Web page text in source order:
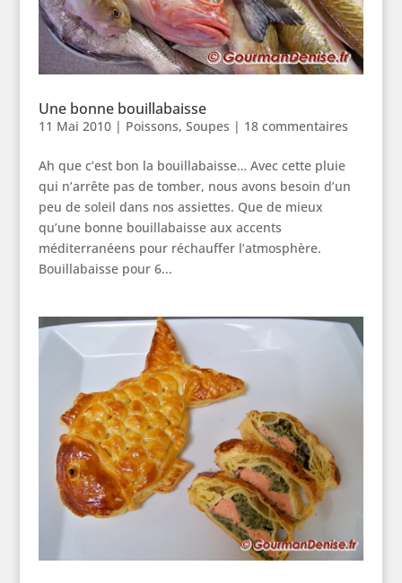
Une bonne bouillabaisse
11 Mai 2010| Poissons, Soupes | 18 commentaires
Ah que c’est bon la bouillabaisse… Avec cette pluie
qui n’arrête pas de tomber, nous avons besoin d’un
peu de soleil dans nos assiettes. Que de mieux
qu’une bonne bouillabaisse aux accents
méditerranéens pour réchauffer l’atmosphère.
Bouillabaisse pour 6...